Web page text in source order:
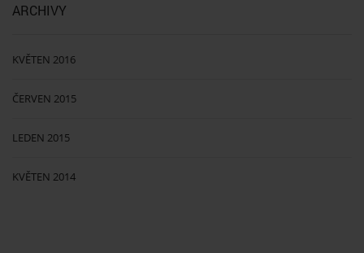
ARCHIVY
KVĚTEN 2016
ČERVEN 2015
LEDEN 2015
KVĚTEN 2014